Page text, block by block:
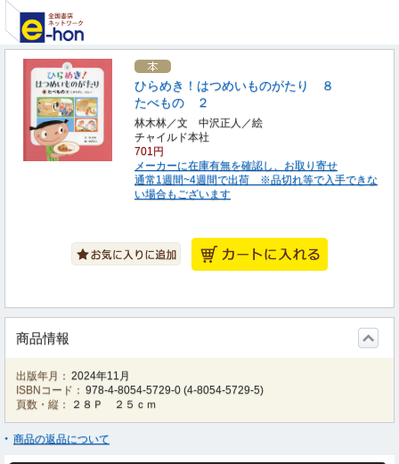
ひらめき！はつめいものがたり ８
たべもの ２
林木林／文 中沢正人／絵
チャイルド本社
701円
メーカーに在庫有無を確認し、お取り寄せ
通常1週間~4週間で出荷 ※品切れ等で入手できな
い場合もございます
商品情報
出版年月： 2024年11月
ISBNコード： 978-4-8054-5729-0 (4-8054-5729-5)
頁数・縦：
２８Ｐ ２５ｃｍ
商品の返品について